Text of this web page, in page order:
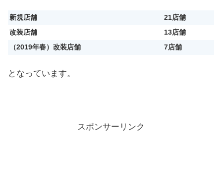
新規店舗
21店舗
改装店舗
13店舗
（2019年春）改装店舗
7店舗
となっています。
スポンサーリンク